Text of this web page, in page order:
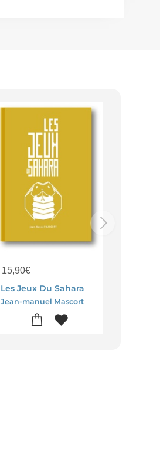
15,90€
Les Jeux Du Sahara
Jean-manuel Mascort